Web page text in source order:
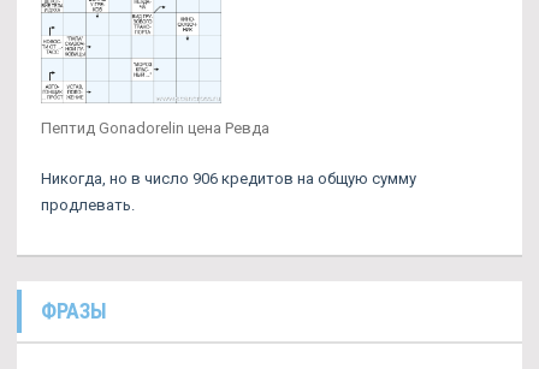
Пептид Gonadorelin цена Ревда
Никогда, но в число 906 кредитов на общую сумму
продлевать.
ФРАЗЫ